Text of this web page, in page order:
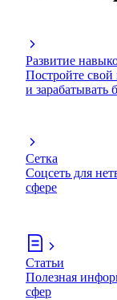
Развитие
Постройте свой
и зарабатывать
Сетка
Соцсеть для
сфере
Статьи
Полезная
сфер